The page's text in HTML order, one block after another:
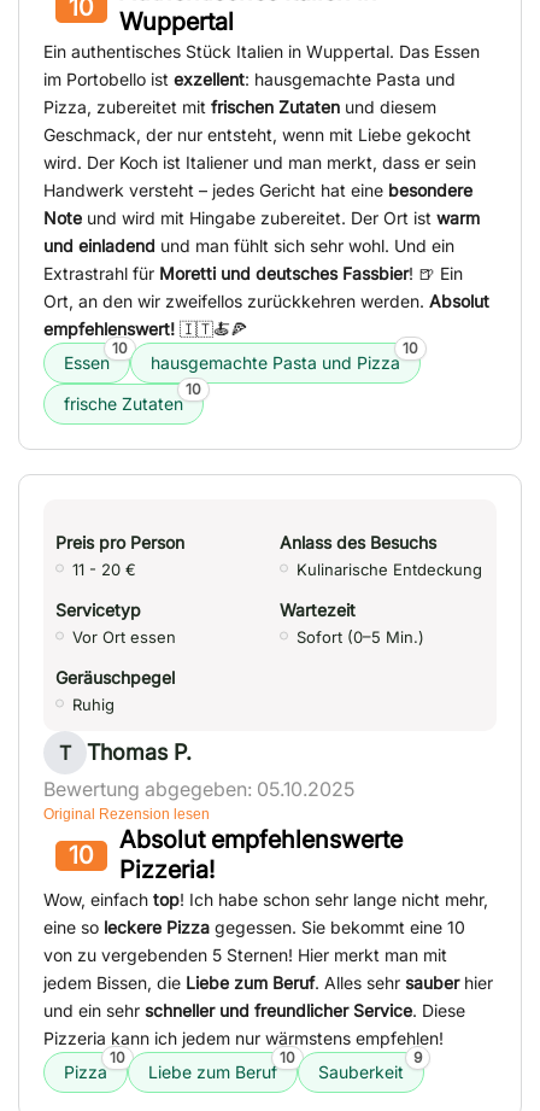
10
Wuppertal
Ein authentisches Stück Italien in Wuppertal. Das Essen
im Portobello ist exzellent: hausgemachte Pasta und
Pizza, zubereitet mit frischen Zutaten und diesem
Geschmack, der nur entsteht, wenn mit Liebe gekocht
wird. Der Koch ist Italiener und man merkt, dass er sein
Handwerk versteht – jedes Gericht hat eine besondere
Note und wird mit Hingabe zubereitet. Der Ort ist warm
und einladend und man fühlt sich sehr wohl. Und ein
Extrastrahl für Moretti und deutsches Fassbier! 🍺 Ein
Ort, an den wir zweifellos zurückkehren werden. Absolut
empfehlenswert! 🇮🇹🍝🍕
Essen
10
hausgemachte Pasta und Pizza
10
frische Zutaten
10
Preis pro Person
11 - 20 €
Anlass des Besuchs
Kulinarische Entdeckung
Servicetyp
Vor Ort essen
Wartezeit
Sofort (0–5 Min.)
Geräuschpegel
Ruhig
T Thomas P.
Bewertung abgegeben: 05.10.2025
Original Rezension lesen
10
Absolut empfehlenswerte
Pizzeria!
Wow, einfach top! Ich habe schon sehr lange nicht mehr,
eine so leckere Pizza gegessen. Sie bekommt eine 10
von zu vergebenden 5 Sternen! Hier merkt man mit
jedem Bissen, die Liebe zum Beruf. Alles sehr sauberhier
und ein sehr schneller und freundlicher Service. Diese
Pizzeria kann ich jedem nur wärmstens empfehlen!
Pizza
10
Liebe zum Beruf
10
Sauberkeit
9